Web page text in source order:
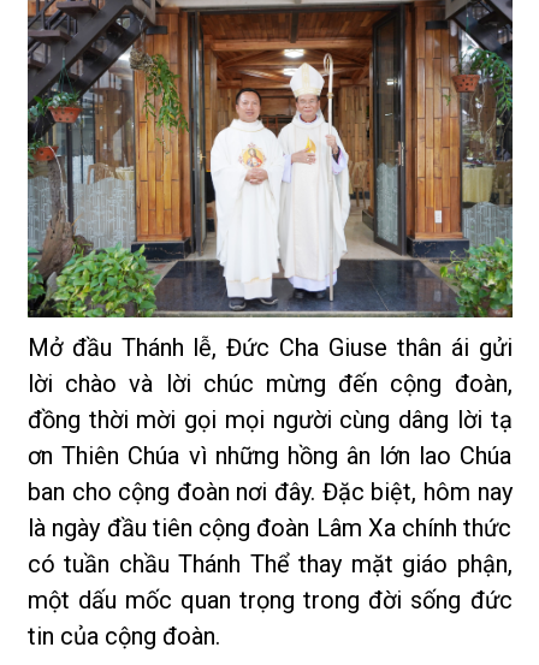
Mở đầu Thánh lễ, Đức Cha Giuse thân ái gửi
lời chào và lời chúc mừng đến cộng đoàn,
đồng thời mời gọi mọi người cùng dâng lời tạ
ơn Thiên Chúa vì những hồng ân lớn lao Chúa
ban cho cộng đoàn nơi đây. Đặc biệt, hôm nay
là ngày đầu tiên cộng đoàn Lâm Xa chính thức
có tuần chầu Thánh Thể thay mặt giáo phận,
một dấu mốc quan trọng trong đời sống đức
tin của cộng đoàn.